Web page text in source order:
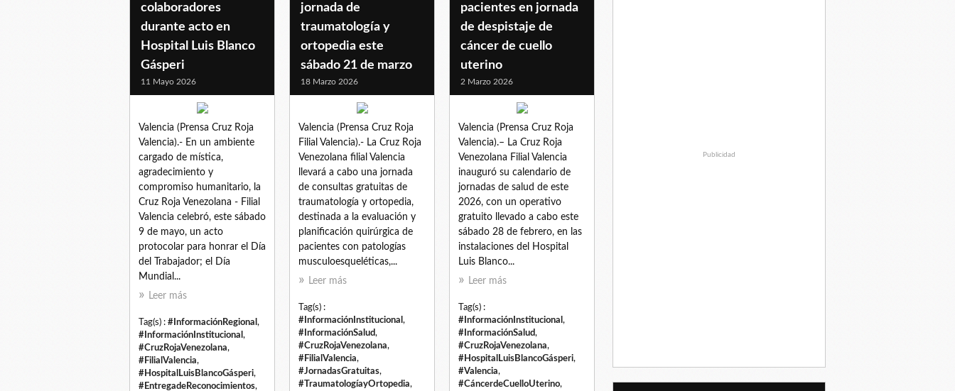
colaboradores
durante acto en
Hospital Luis Blanco
Gásperi
11 Mayo 2026
Valencia (Prensa Cruz Roja
Valencia).- En un ambiente
cargado de mística,
agradecimiento y
compromiso humanitario, la
Cruz Roja Venezolana - Filial
Valencia celebró, este sábado
9 de mayo, un acto
protocolar para honrar el Día
del Trabajador; el Día
Mundial...
Leer más
Tag(s) : #InformaciónRegional ,
#InformaciónInstitucional ,
#CruzRojaVenezolana,
#FilialValencia,
#HospitalLuisBlancoGásperi,
#EntregadeReconocimientos,
jornada de
traumatología y
ortopedia este
sábado 21 de marzo
18 Marzo 2026
Valencia (Prensa Cruz Roja
Filial Valencia).- La Cruz Roja
Venezolana filial Valencia
llevará a cabo una jornada
de consultas gratuitas de
traumatología y ortopedia,
destinada a la evaluación y
planificación quirúrgica de
pacientes con patologías
musculoesqueléticas,...
Leer más
Tag(s) :
#InformaciónInstitucional ,
#InformaciónSalud,
#CruzRojaVenezolana,
#FilialValencia,
#JornadasGratuitas,
#TraumatologíayOrtopedia,
pacientes en jornada
de despistaje de
cáncer de cuello
uterino
2 Marzo 2026
Valencia (Prensa Cruz Roja
Valencia).– La Cruz Roja
Venezolana Filial Valencia
inauguró su calendario de
jornadas de salud de este
2026, con un operativo
gratuito llevado a cabo este
sábado 28 de febrero, en las
instalaciones del Hospital
Luis Blanco...
Leer más
Tag(s) :
#InformaciónInstitucional ,
#InformaciónSalud,
#CruzRojaVenezolana,
#HospitalLuisBlancoGásperi,
#Valencia,
#CáncerdeCuelloUterino,
Publicidad